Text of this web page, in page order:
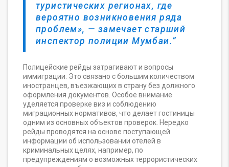
туристических регионах, где
вероятно возникновения ряда
проблем», — замечает старший
инспектор полиции Мумбаи.
Полицейские рейды затрагивают и вопросы
иммиграции. Это связано с большим количеством
иностранцев, въезжающих в страну без должного
оформления документов. Особое внимание
уделяется проверке виз и соблюдению
миграционных нормативов, что делает гостиницы
одним из основных объектов проверок. Нередко
рейды проводятся на основе поступающей
информации об использовании отелей в
криминальных целях, например, по
предупреждениям о возможных террористических